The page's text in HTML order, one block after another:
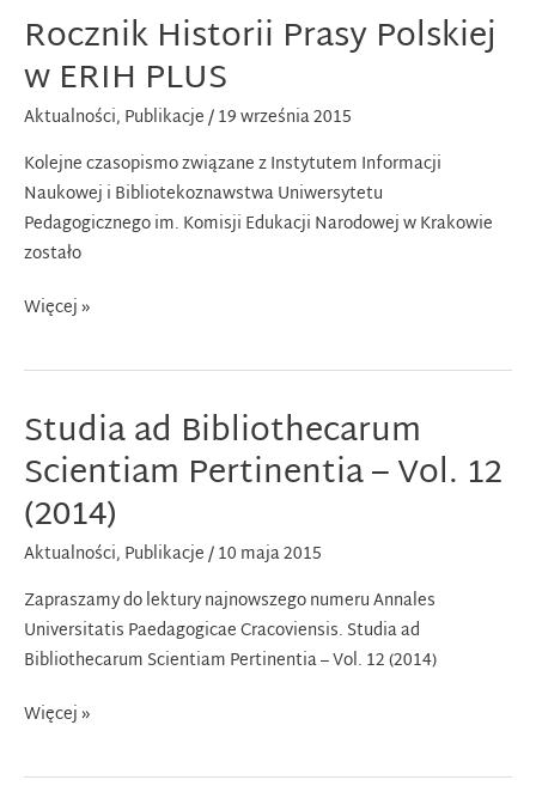
Rocznik Historii Prasy Polskiej
w ERIH PLUS
Aktualności, Publikacje/19 września 2015
Kolejne czasopismo związane z Instytutem Informacji
Naukowej i Bibliotekoznawstwa Uniwersytetu
Pedagogicznego im. Komisji Edukacji Narodowej w Krakowie
zostało
Rocznik
Prasy
w
ERIH
PLUS
Więcej »
Studia ad Bibliothecarum
Scientiam Pertinentia – Vol. 12
(2014)
Aktualności, Publikacje/10 maja 2015
Zapraszamy do lektury najnowszego numeru Annales
Universitatis Paedagogicae Cracoviensis. Studia ad
Bibliothecarum Scientiam Pertinentia – Vol. 12 (2014)
Studia
Bibliothecarum
Więcej »